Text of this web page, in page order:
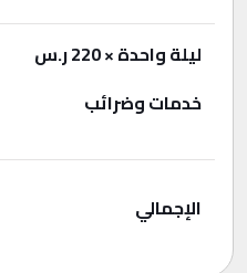
ليلة واحدة× 220 ر.س
خدمات وضرائب
الإجمالي